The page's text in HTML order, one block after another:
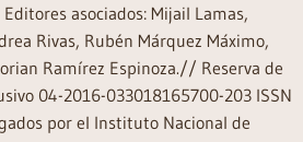
asociados: Mijail Lamas,
Rivas, Rubén Márquez Máximo,
Ramírez Espinoza.// Reserva de
04-2016-033018165700-203 ISSN
por el Instituto Nacional de